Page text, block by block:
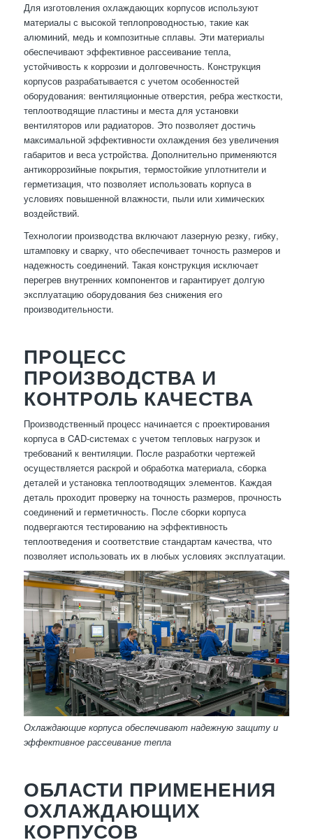
Для изготовления охлаждающих корпусов используют
материалы с высокой теплопроводностью, такие как
алюминий, медь и композитные сплавы. Эти материалы
обеспечивают эффективное рассеивание тепла,
устойчивость к коррозии и долговечность. Конструкция
корпусов разрабатывается с учетом особенностей
оборудования: вентиляционные отверстия, ребра жесткости,
теплоотводящие пластины и места для установки
вентиляторов или радиаторов. Это позволяет достичь
максимальной эффективности охлаждения без увеличения
габаритов и веса устройства. Дополнительно применяются
антикоррозийные покрытия, термостойкие уплотнители и
герметизация, что позволяет использовать корпуса в
условиях повышенной влажности, пыли или химических
воздействий.
Технологии производства включают лазерную резку, гибку,
штамповку и сварку, что обеспечивает точность размеров и
надежность соединений. Такая конструкция исключает
перегрев внутренних компонентов и гарантирует долгую
эксплуатацию оборудования без снижения его
производительности.
ПРОЦЕСС
ПРОИЗВОДСТВА И
КОНТРОЛЬ КАЧЕСТВА
Производственный процесс начинается с проектирования
корпуса в CAD-системах с учетом тепловых нагрузок и
требований к вентиляции. После разработки чертежей
осуществляется раскрой и обработка материала, сборка
деталей и установка теплоотводящих элементов. Каждая
деталь проходит проверку на точность размеров, прочность
соединений и герметичность. После сборки корпуса
подвергаются тестированию на эффективность
теплоотведения и соответствие стандартам качества, что
позволяет использовать их в любых условиях эксплуатации.
Охлаждающие корпуса обеспечивают надежную защиту и
эффективное рассеивание тепла
ОБЛАСТИ ПРИМЕНЕНИЯ
ОХЛАЖДАЮЩИХ
КОРПУСОВ